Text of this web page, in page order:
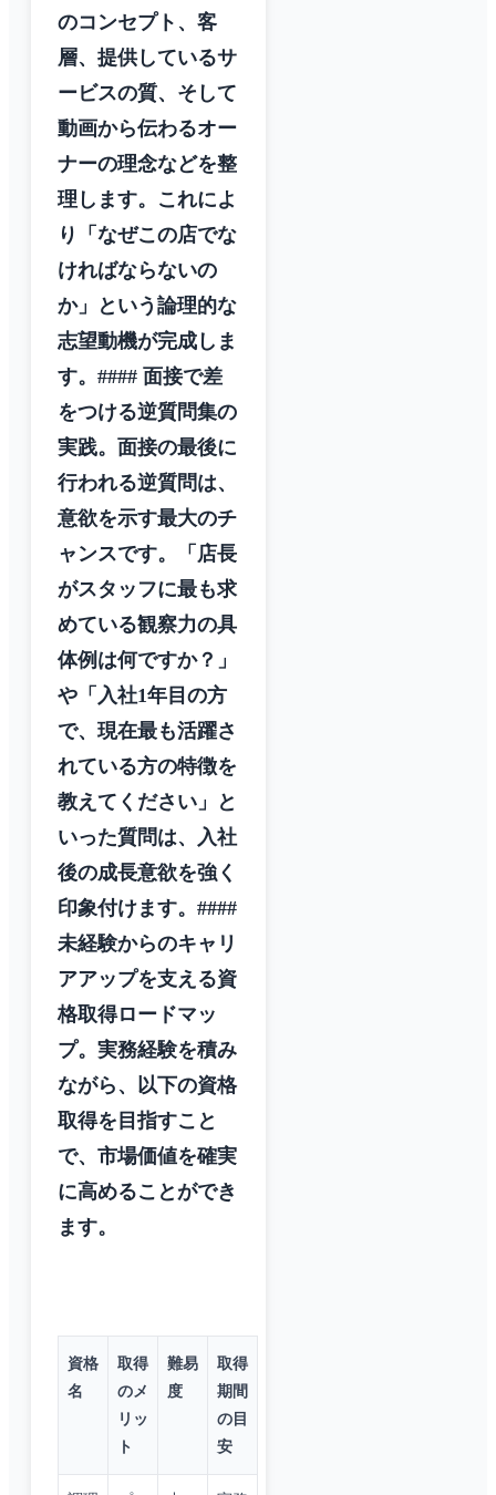
のコンセプト、客
層、提供しているサ
ービスの質、そして
動画から伝わるオー
ナーの理念などを整
理します。これによ
り「なぜこの店でな
ければならないの
か」という論理的な
志望動機が完成しま
す。#### 面接で差
をつける逆質問集の
実践。面接の最後に
行われる逆質問は、
意欲を示す最大のチ
ャンスです。「店長
がスタッフに最も求
めている観察力の具
体例は何ですか？」
や「入社1年目の方
で、現在最も活躍さ
れている方の特徴を
教えてください」と
いった質問は、入社
後の成長意欲を強く
印象付けます。####
未経験からのキャリ
アアップを支える資
格取得ロードマッ
プ。実務経験を積み
ながら、以下の資格
取得を目指すこと
で、市場価値を確実
に高めることができ
ます。
資格
名
取得
のメ
リッ
ト
難易
度
取得
期間
の目
安